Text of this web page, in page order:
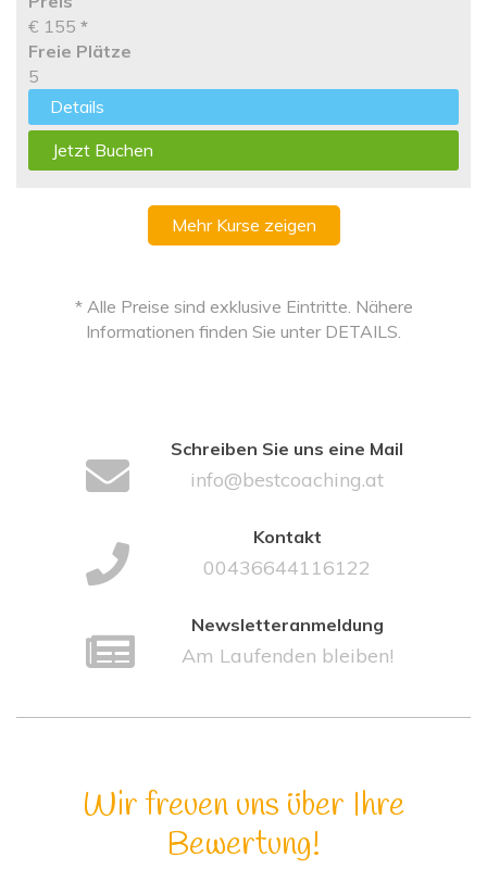
€ 155 *
Freie Plätze
5
Details
Jetzt Buchen
Mehr Kurse zeigen
* Alle Preise sind exklusive Eintritte. Nähere
Informationen finden Sie unter DETAILS.
Schreiben Sie uns eine Mail
info@bestcoaching.at
Kontakt
00436644116122
Newsletteranmeldung
Am Laufenden bleiben!
Wir freuen uns über Ihre
Bewertung!